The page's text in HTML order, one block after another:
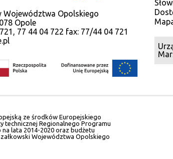
Województwa Opolskiego
Opole
77 44 04 722 fax: 77/44 04 721
ze środków Europejskiego
technicznej Regionalnego Programu
lata 2014-2020 oraz budżetu
Województwa Opolskiego